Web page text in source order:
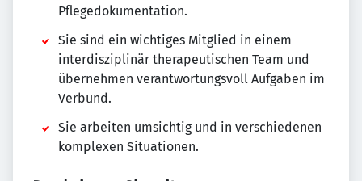
Pflegedokumentation.
Sie sind ein wichtiges Mitglied in einem
interdisziplinär therapeutischen Team und
übernehmen verantwortungsvoll Aufgaben im
Verbund.
Sie arbeiten umsichtig und in verschiedenen
komplexen Situationen.